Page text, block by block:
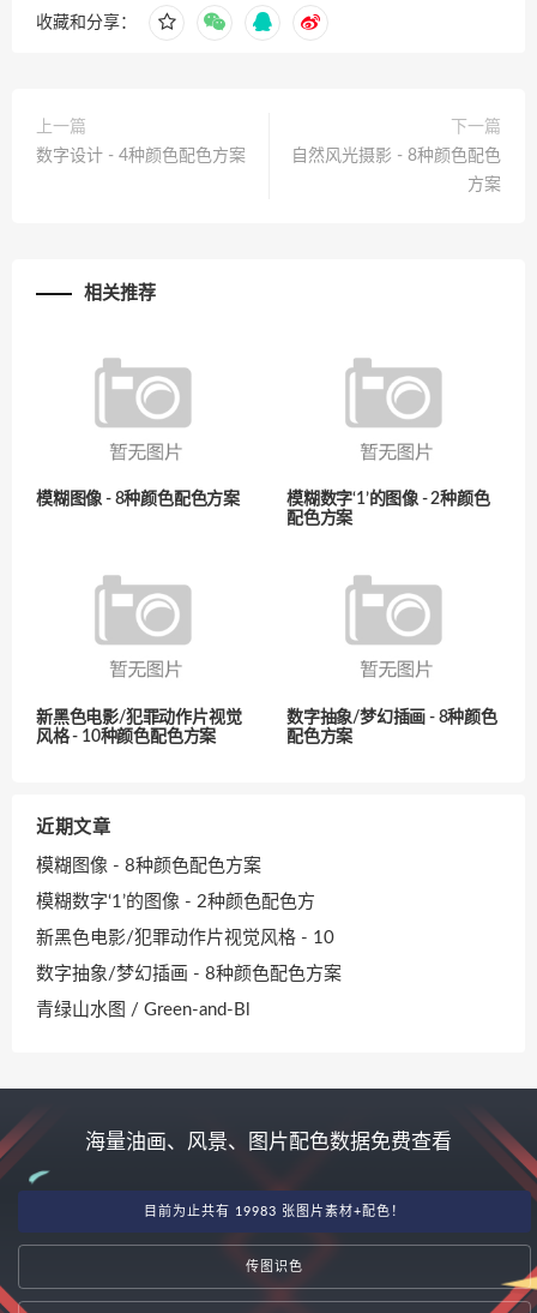
收藏和分享：
上一篇
数字设计 - 4种颜色配色方案
下一篇
自然风光摄影 - 8种颜色配色
方案
相关推荐
模糊图像 - 8种颜色配色方案
模糊数字‘1’的图像 - 2种颜色
配色方案
新黑色电影/犯罪动作片视觉
风格 - 10种颜色配色方案
数字抽象/梦幻插画 - 8种颜色
配色方案
近期文章
模糊图像 - 8种颜色配色方案
模糊数字‘1’的图像 - 2种颜色配色方
新黑色电影/犯罪动作片视觉风格 - 10
数字抽象/梦幻插画 - 8种颜色配色方案
青绿山水图 / Green-and-Bl
海量油画、风景、图片配色数据免费查看
目前为止共有 19983 张图片素材+配色！
传图识色